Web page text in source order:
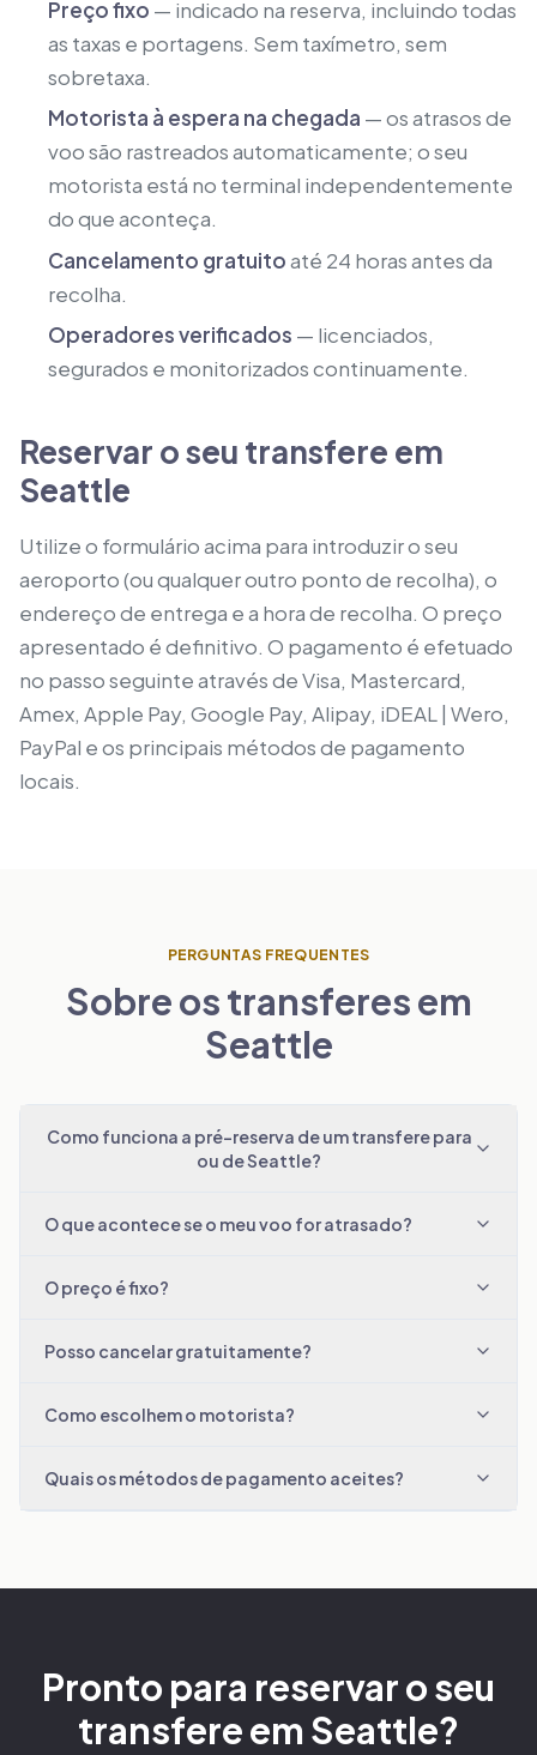
Preço fixo — indicado na reserva, incluindo todas
as taxas e portagens. Sem taxímetro, sem
sobretaxa.
Motorista à espera na chegada — os atrasos de
voo são rastreados automaticamente; o seu
motorista está no terminal independentemente
do que aconteça.
Cancelamento gratuitoaté 24 horas antes da
recolha.
Operadores verificados — licenciados,
segurados e monitorizados continuamente.
Reservar o seu transfere em
Seattle
Utilize o formulário acima para introduzir o seu
aeroporto (ou qualquer outro ponto de recolha), o
endereço de entrega e a hora de recolha. O preço
apresentado é definitivo. O pagamento é efetuado
no passo seguinte através de Visa, Mastercard,
Amex, Apple Pay, Google Pay, Alipay, iDEAL | Wero,
PayPal e os principais métodos de pagamento
locais.
PERGUNTAS FREQUENTES
Sobre os transferes em
Seattle
Como funciona a pré-reserva de um transfere para
ou de Seattle?
O que acontece se o meu voo for atrasado?
O preço é fixo?
Posso cancelar gratuitamente?
Como escolhem o motorista?
Quais os métodos de pagamento aceites?
Pronto para reservar o seu
transfere em Seattle?